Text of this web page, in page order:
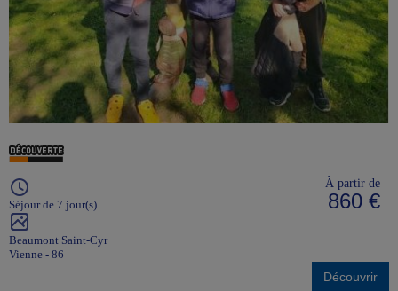
Séjour de 7 jour(s)
Beaumont Saint-Cyr
Vienne - 86
À partir de
860 €
Découvrir